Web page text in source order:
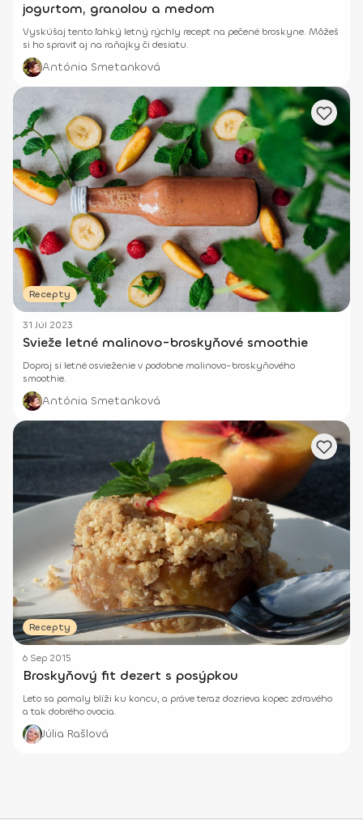
jogurtom, granolou a medom
Vyskúšaj tento ľahký letný rýchly recept na pečené broskyne. Môžeš
si ho spraviť aj na raňajky či desiatu.
Antónia Smetanková
Recepty
31 Júl 2023
Svieže letné malinovo-broskyňové smoothie
Dopraj si letné osvieženie v podobne malinovo-broskyňového
smoothie.
Antónia Smetanková
Recepty
6 Sep 2015
Broskyňový fit dezert s posýpkou
Leto sa pomaly blíži ku koncu, a práve teraz dozrieva kopec zdravého
a tak dobrého ovocia.
Júlia Rašlová